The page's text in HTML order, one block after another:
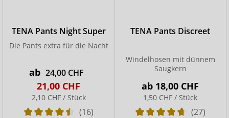
TENA Pants Night Super
Die Pants extra für die Nacht
ab 24,00 CHF
21,00 CHF
2,10 CHF / Stück
(16)
TENA Pants Discreet
Windelhosen mit dünnem
Saugkern
ab 18,00 CHF
1,50 CHF / Stück
(27)